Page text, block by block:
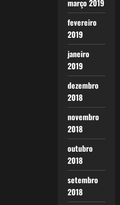
março 2019
fevereiro
2019
janeiro
2019
dezembro
2018
novembro
2018
outubro
2018
setembro
2018